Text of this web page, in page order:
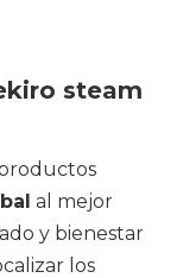
steam
al mejor
y bienestar
los